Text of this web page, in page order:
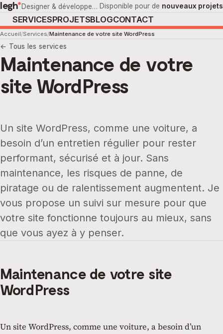
legh* Designer & développeur web indépendant. Basé à Iffendic BZH
Disponible pour de nouveaux projets
SERVICESPROJETSBLOGCONTACT
Accueil Services Maintenance de votre site WordPress
← Tous les services
Maintenance de votre
site WordPress
Un site WordPress, comme une voiture, a
besoin d’un entretien régulier pour rester
performant, sécurisé et à jour. Sans
maintenance, les risques de panne, de
piratage ou de ralentissement augmentent. Je
vous propose un suivi sur mesure pour que
votre site fonctionne toujours au mieux, sans
que vous ayez à y penser.
Maintenance de votre site
WordPress
Un site WordPress, comme une voiture, a besoin d’un